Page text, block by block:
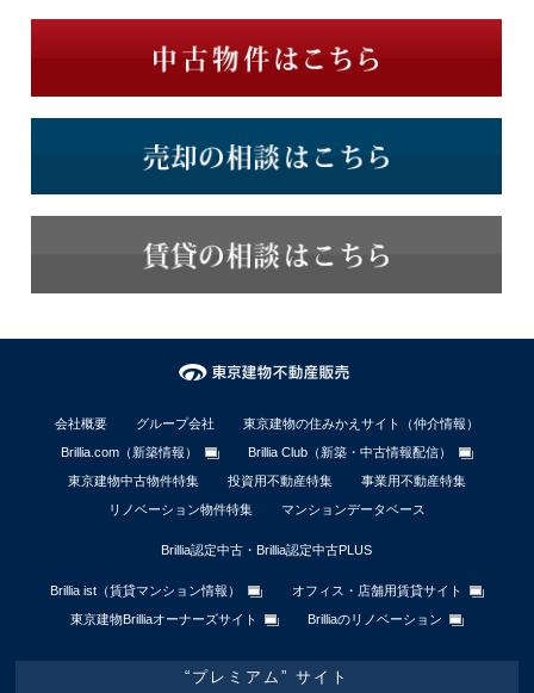
会社概要 グループ会社
東京建物の住みかえサイト（仲介情報）
Brillia.com（新築情報）
Brillia Club（新築・中古情報配信）
東京建物中古物件特集
投資用不動産特集
事業用不動産特集
リノベーション物件特集
マンションデータベース
Brillia認定中古・Brillia認定中古PLUS
Brillia ist（賃貸マンション情報）
オフィス・店舗用賃貸サイト
東京建物Brilliaオーナーズサイト
Brilliaのリノベーション
“プレミアム” サイト